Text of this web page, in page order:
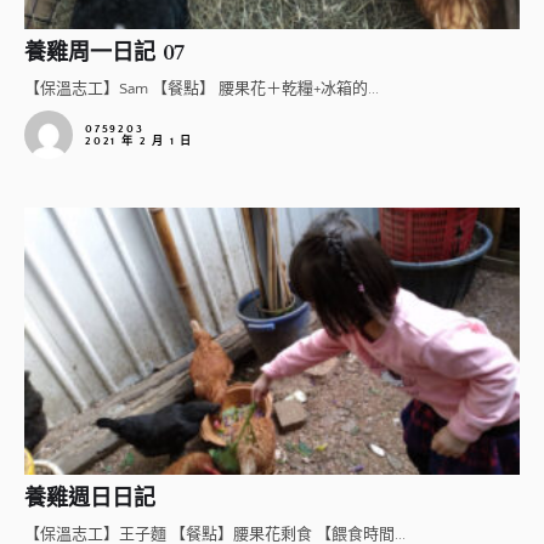
養雞周一日記 07
【保溫志工】Sam 【餐點】 腰果花＋乾糧+冰箱的...
0759203
2021 年 2 月 1 日
養雞週日日記
【保溫志工】王子麵 【餐點】腰果花剩食 【餵食時間...